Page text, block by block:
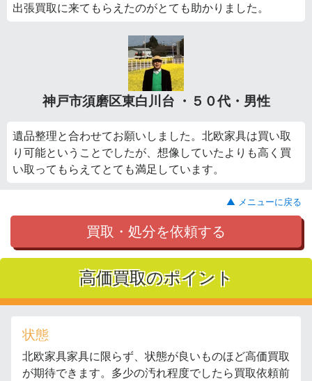
出張買取に来てもらえたのがとても助かりました。
神戸市須磨区東白川台 ・５０代・男性
遺品整理と合わせてお願いしました。北欧家具は買い取
り可能ということでしたが、想像していたよりも高く買
い取ってもらえてとても満足しています。
▲ メニューに戻る
買取・処分を依頼する
高価買取のポイント
状態
北欧家具家具に限らず、状態が良いものほど高価買取
が期待できます。多少の汚れ程度でしたら買取依頼前